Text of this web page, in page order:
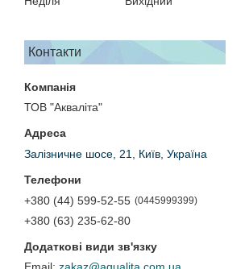
Контакти
ТОВ "Акваліта"
Залізничне шосе, 21, Київ, Україна
+380 (44) 599-52-55 0445999399
+380 (63) 235-62-80